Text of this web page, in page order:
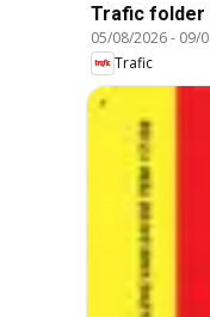
Trafic folder
05/08/2026- 09/
Trafic